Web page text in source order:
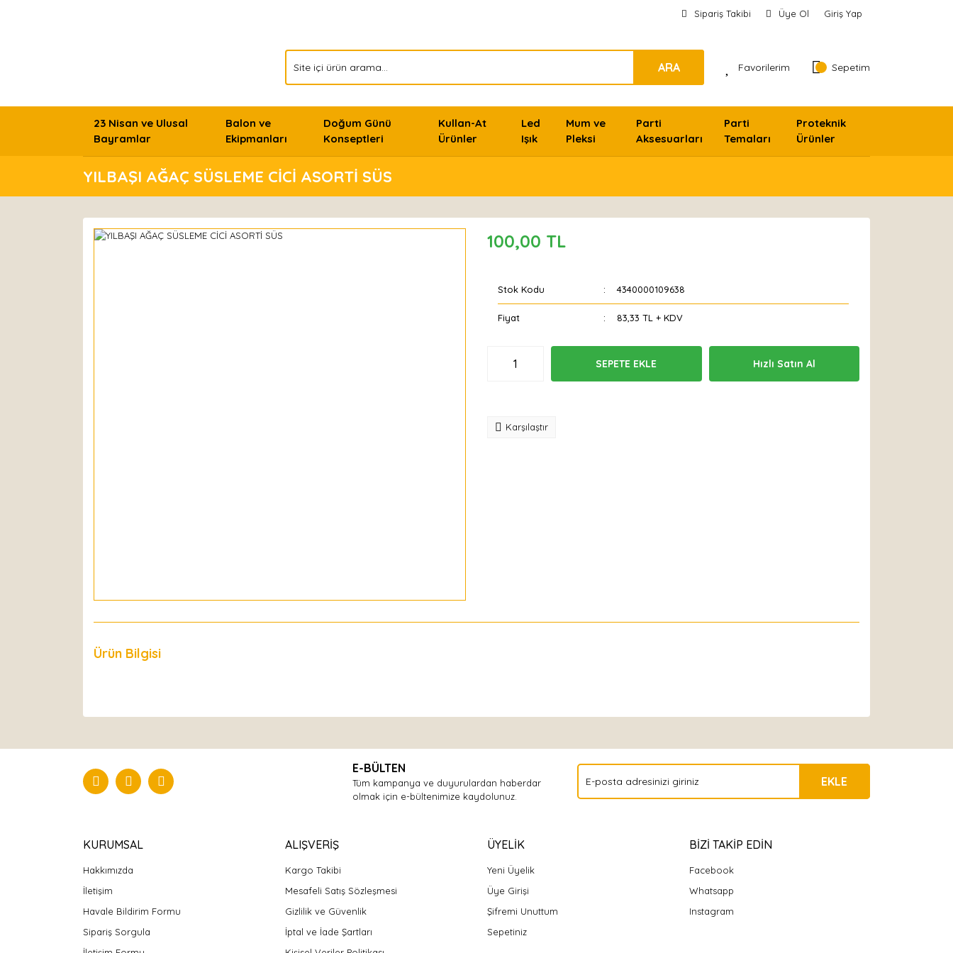
Sipariş Takibi Üye Ol Giriş Yap
ARA Favorilerim Sepetim
23 Nisan ve Ulusal
Bayramlar
Balon ve
Ekipmanları
Doğum Günü
Konseptleri
Kullan-At
Ürünler
Led
Işık
Mum ve
Pleksi
Parti
Aksesuarları
Parti
Temaları
Proteknik
Ürünler
YILBAŞI AĞAÇ SÜSLEME CİCİ ASORTİ SÜS
100,00 TL
Stok Kodu 4340000109638
Fiyat 83,33 TL + KDV
SEPETE EKLE Hızlı Satın Al
Karşılaştır
Ürün Bilgisi
Yorum Yaz
E-BÜLTEN
Tüm kampanya ve duyurulardan haberdar
olmak için e-bültenimize kaydolunuz.
EKLE
KURUMSAL
Hakkımızda
İletişim
Havale Bildirim Formu
Sipariş Sorgula
ALIŞVERİŞ
Kargo Takibi
Mesafeli Satış Sözleşmesi
Gizlilik ve Güvenlik
İptal ve İade Şartları
ÜYELİK
Yeni Üyelik
Üye Girişi
Şifremi Unuttum
Sepetiniz
BİZİ TAKİP EDİN
Facebook
Whatsapp
Instagram